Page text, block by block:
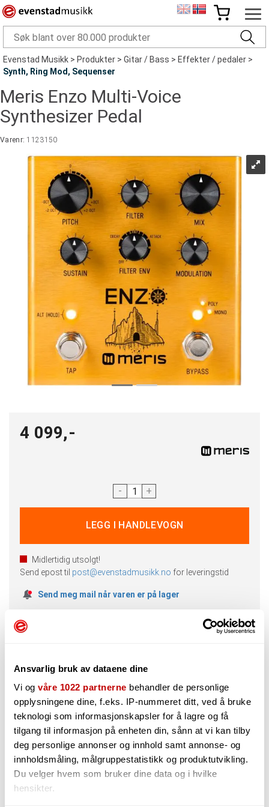
Ansvarlig bruk av dataene dine
Vi og våre 1022 partnerne behandler de personlige
opplysningene dine, f.eks. IP-nummeret ditt, ved å bruke
teknologi som informasjonskapsler for å lagre og få
tilgang til informasjon på enheten din, sånn at vi kan tilby
deg personlige annonser og innhold samt annonse- og
innholdsmåling, målgruppestatistikk og produktutvikling.
Du velger hvem som bruker dine data og i hvilke
hensikter.
Evenstad Musikk>Produkter>Gitar / Bass>Effekter / pedaler>
Synth, Ring Mod, Sequenser
Meris Enzo Multi-Voice
Synthesizer Pedal
Varenr:1123150
4 099,-
- +
Midlertidig utsolgt!
Send epost til post@evenstadmusikk.no for leveringstid
Send meg mail når varen er på lager
Beskrivelse Spørsmål og Svar
Produktteksten på denne varen er maskinoversatt. Trykk
her for å se originalspråk (engelsk).
Multi-Voice Instrument Synthesizer
Colossal Multi-Voice Dual Oscillator Synth
Architecture med valgbare bølgeformer
To trykkforsinkelse med tid, tilbakemelding,